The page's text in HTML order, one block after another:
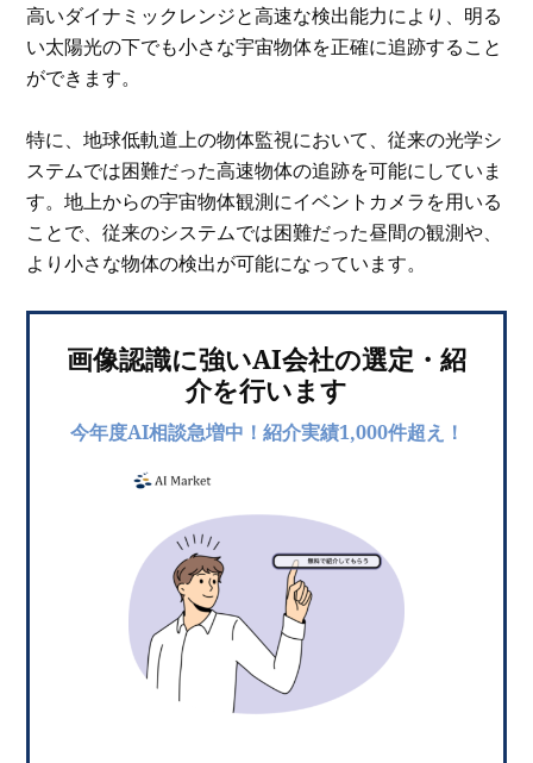
高いダイナミックレンジと高速な検出能力により、明る
い太陽光の下でも小さな宇宙物体を正確に追跡すること
ができます。
特に、地球低軌道上の物体監視において、従来の光学シ
ステムでは困難だった高速物体の追跡を可能にしていま
す。地上からの宇宙物体観測にイベントカメラを用いる
ことで、従来のシステムでは困難だった昼間の観測や、
より小さな物体の検出が可能になっています。
画像認識に強いAI会社の選定・紹
介を行います
今年度AI相談急増中！紹介実績1,000件超え！